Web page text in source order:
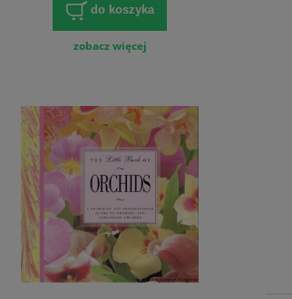
do koszyka
zobacz więcej